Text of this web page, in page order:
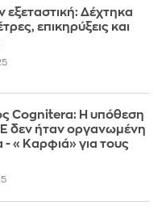
εξεταστική: Δέχτηκα
επικηρύξεις και
Cognitera: Η υπόθεση
δεν ήταν οργανωμένη
«Καρφιά» για τους